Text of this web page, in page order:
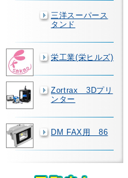
三洋スーパース
タンド
栄工業(栄ヒルズ)
Zortrax 3Dプリ
ンター
DM FAX用 86